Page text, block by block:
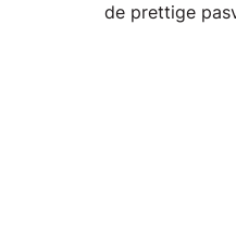
de prettige